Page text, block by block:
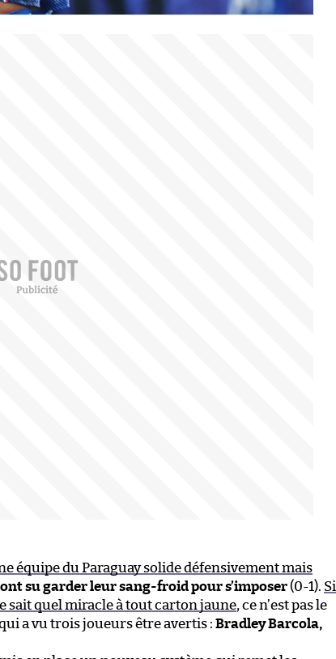
équipe du Paraguay solide défensivement mais
ont su garder leur sang-froid pour s’imposer(0-1). Si
sait quel miracle à tout carton jaune, ce n’est pas le
a vu trois joueurs être avertis : Bradley Barcola,